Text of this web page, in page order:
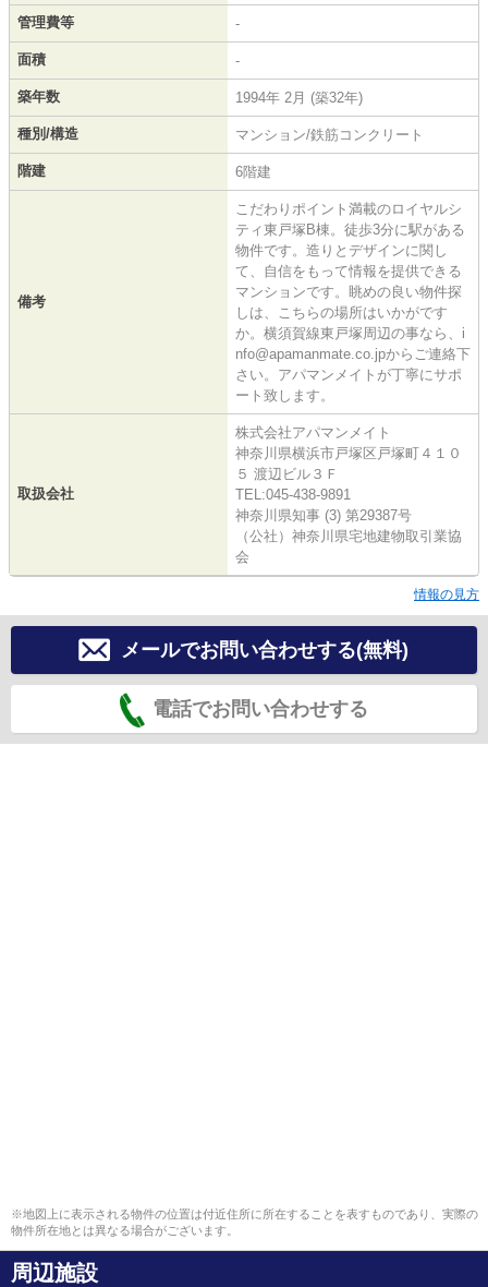
管理費等 -
面積 -
築年数 1994年 2月 (築32年)
種別/構造 マンション/鉄筋コンクリート
階建 6階建
備考
こだわりポイント満載のロイヤルシ
ティ東戸塚B棟。徒歩3分に駅がある
物件です。造りとデザインに関し
て、自信をもって情報を提供できる
マンションです。眺めの良い物件探
しは、こちらの場所はいかがです
か。横須賀線東戸塚周辺の事なら、i
nfo@apamanmate.co.jpからご連絡下
さい。アパマンメイトが丁寧にサポ
ート致します。
取扱会社
株式会社アパマンメイト
神奈川県横浜市戸塚区戸塚町４１０
５ 渡辺ビル３Ｆ
TEL:045-438-9891
神奈川県知事 (3) 第29387号
（公社）神奈川県宅地建物取引業協
会
情報の見方
メールでお問い合わせする(無料)
電話でお問い合わせする
※地図上に表示される物件の位置は付近住所に所在することを表すものであり、実際の
物件所在地とは異なる場合がございます。
周辺施設